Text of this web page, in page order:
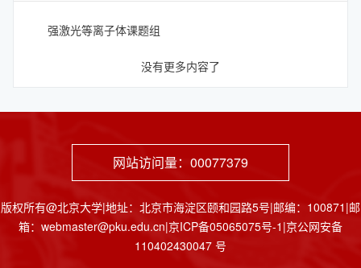
强激光等离子体课题组
没有更多内容了
网站访问量： 00077379
版权所有@北京大学|地址：北京市海淀区颐和园路5号|邮编：100871|邮
箱：webmaster@pku.edu.cn|京ICP备05065075号-1|京公网安备
110402430047 号